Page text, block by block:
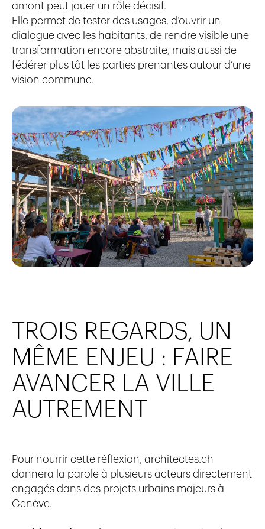
amont peut jouer un rôle décisif.
Elle permet de tester des usages, d’ouvrir un
dialogue avec les habitants, de rendre visible une
transformation encore abstraite, mais aussi de
fédérer plus tôt les parties prenantes autour d’une
vision commune.
TROIS REGARDS, UN
MÊME ENJEU : FAIRE
AVANCER LA VILLE
AUTREMENT
Pour nourrir cette réflexion, architectes.ch
donnera la parole à plusieurs acteurs directement
engagés dans des projets urbains majeurs à
Genève.